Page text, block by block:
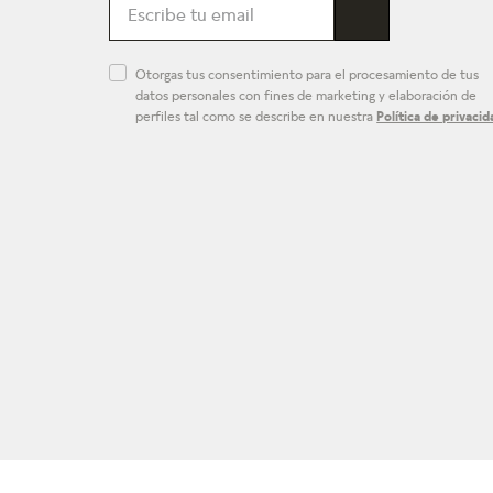
Otorgas tus consentimiento para el procesamiento de tus
datos personales con fines de marketing y elaboración de
perfiles tal como se describe en nuestra Política de